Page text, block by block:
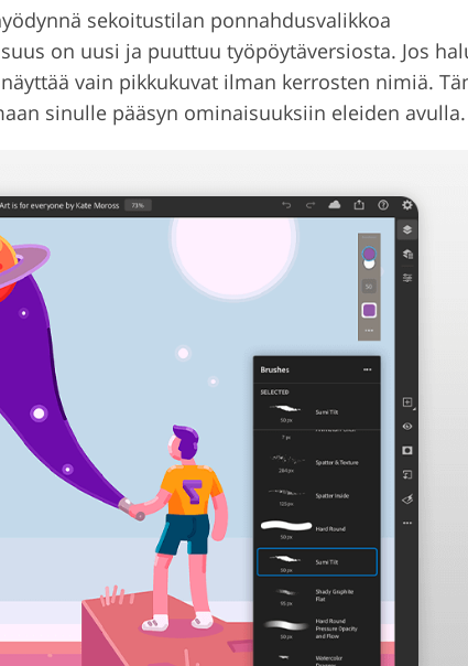
sekoitustilan ponnahdusvalikkoa
on uusi ja puuttuu työpöytäversiosta. Jos
vain pikkukuvat ilman kerrosten nimiä.
sinulle pääsyn ominaisuuksiin eleiden avulla.